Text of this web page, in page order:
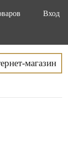
Вход
магазин